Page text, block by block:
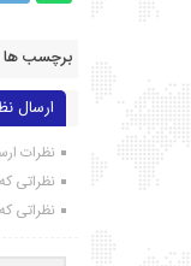
برچسب
ارسال
نظرات
نظراتی
نظراتی